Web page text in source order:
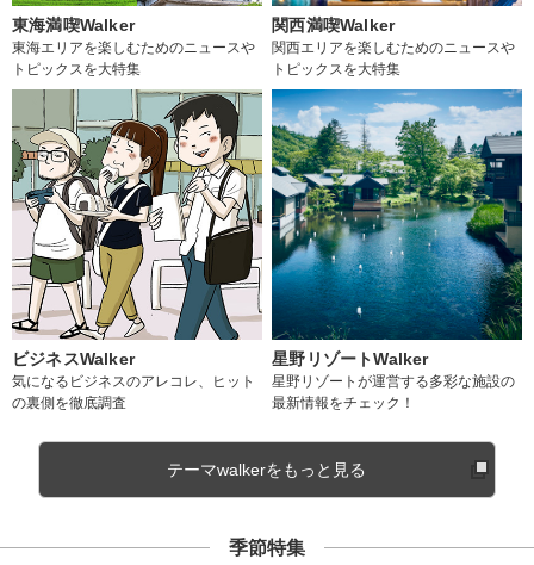
東海満喫Walker
東海エリアを楽しむためのニュースや
トピックスを大特集
関西満喫Walker
関西エリアを楽しむためのニュースや
トピックスを大特集
ビジネスWalker
気になるビジネスのアレコレ、ヒット
の裏側を徹底調査
星野リゾートWalker
星野リゾートが運営する多彩な施設の
最新情報をチェック！
テーマwalkerをもっと見る
季節特集